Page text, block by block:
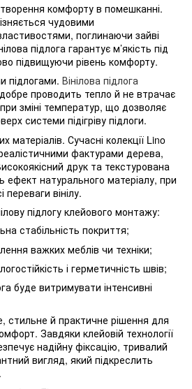
комфорту в помешканні.
чудовими
поглинаючи зайві
підлога гарантує м’якість під
підвищуючи рівень комфорту.
підлогами. Вінілова підлога
добре проводить тепло й не втрачає
зміні температур, що дозволяє
системи підігріву підлоги.
матеріалів. Сучасні колекції Lino
фактурами дерева,
друк та текстурована
натурального матеріалу, при
вінілу.
підлогу клейового монтажу:
стабільність покриття;
важких меблів чи техніки;
і герметичність швів;
буде витримувати інтенсивні
стильне й практичне рішення для
Завдяки клейовій технології
надійну фіксацію, тривалий
вигляд, який підкреслить